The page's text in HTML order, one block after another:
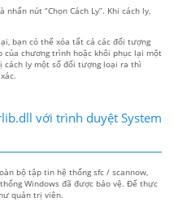
nút “Chọn Cách Ly”. Khi cách ly,
bạn có thể xóa tất cả các đối tượng
của chương trình hoặc khôi phục lại một
cách ly một số đối tượng loại ra thì
với trình duyệt System
bộ tập tin hệ thống sfc / scannow,
Windows đã được bảo vệ. Để thực
quản trị viên.